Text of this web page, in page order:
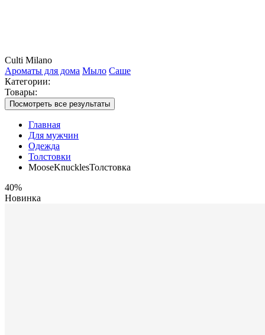
Culti Milano
Ароматы для дома Мыло Саше
Категории:
Товары:
Посмотреть все результаты
Главная
Для мужчин
Одежда
Толстовки
MooseKnucklesТолстовка
40%
Новинка